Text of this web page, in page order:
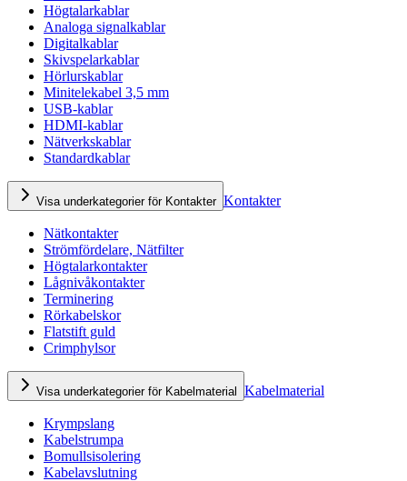
Högtalarkablar
Analoga signalkablar
Digitalkablar
Skivspelarkablar
Hörlurskablar
Minitelekabel 3,5 mm
USB-kablar
HDMI-kablar
Nätverkskablar
Standardkablar
Visa underkategorier för Kontakter Kontakter
Nätkontakter
Strömfördelare, Nätfilter
Högtalarkontakter
Lågnivåkontakter
Terminering
Rörkabelskor
Flatstift guld
Crimphylsor
Visa underkategorier för Kabelmaterial Kabelmaterial
Krympslang
Kabelstrumpa
Bomullsisolering
Kabelavslutning